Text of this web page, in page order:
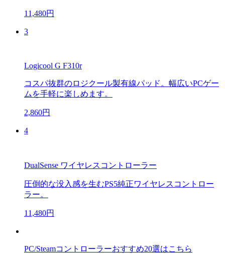
11,480円
3
Logicool G F310r
コスパ抜群のロジクール製有線パッド。幅広いPCゲー
ムを手軽に楽しめます。
2,860円
4
DualSense ワイヤレスコントローラー
圧倒的な没入感を生むPS5純正ワイヤレスコントロー
ラー。
11,480円
PC/Steamコントローラーおすすめ20選はこちら